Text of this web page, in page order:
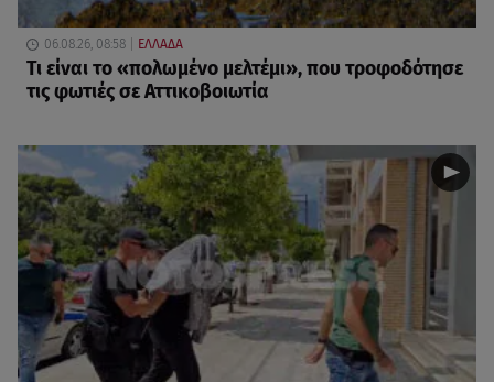
06.08.26, 08:58 ΕΛΛΑΔΑ
Τι είναι το «πολωμένο μελτέμι», που τροφοδότησε
τις φωτιές σε Αττικοβοιωτία